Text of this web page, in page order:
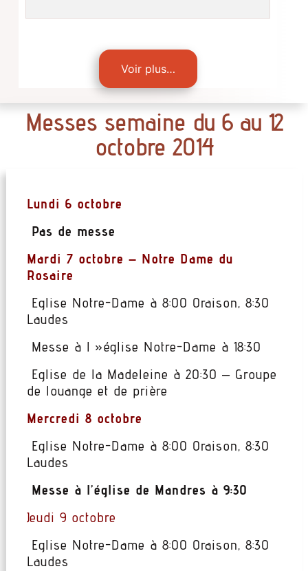
Voir plus…
Messes semaine du 6 au 12
octobre 2014
Lundi 6 octobre
Pas de messe
Mardi 7 octobre – Notre Dame du
Rosaire
Eglise Notre-Dame à 8:00 Oraison, 8:30
Laudes
Messe à l »église Notre-Dame à 18:30
Eglise de la Madeleine à 20:30 – Groupe
de louange et de prière
Mercredi 8 octobre
Eglise Notre-Dame à 8:00 Oraison, 8:30
Laudes
Messe à l’église de Mandres à 9:30
Jeudi 9 octobre
Eglise Notre-Dame à 8:00 Oraison, 8:30
Laudes